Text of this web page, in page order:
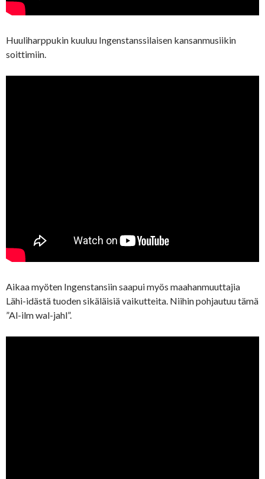
Huuliharppukin kuuluu Ingenstanssilaisen kansanmusiikin
soittimiin.
Aikaa myöten Ingenstansiin saapui myös maahanmuuttajia
Lähi-idästä tuoden sikäläisiä vaikutteita. Niihin pohjautuu tämä
”Al-ilm wal-jahl”.